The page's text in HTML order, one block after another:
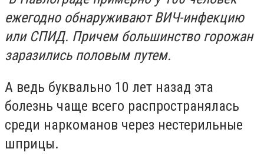
ежегодно обнаруживают ВИЧ-инфекцию
или СПИД. Причем большинство горожан
заразились половым путем.
А ведь буквально 10 лет назад эта
болезнь чаще всего распространялась
среди наркоманов через нестерильные
шприцы.